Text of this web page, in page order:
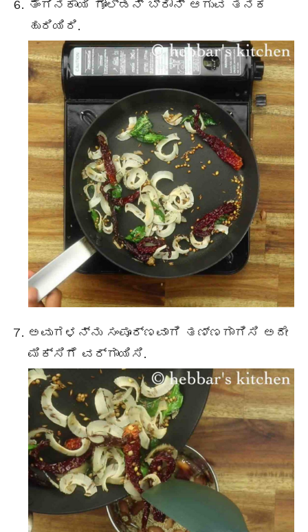
ತೆಂಗಿನಕಾಯಿ ಗೋಲ್ಡನ್ ಬ್ರೌನ್ ಆಗುವ ತನಕ
ಹುರಿಯಿರಿ.
ಅವುಗಳನ್ನು ಸಂಪೂರ್ಣವಾಗಿ ತಣ್ಣಗಾಗಿಸಿ ಅದೇ
ಮಿಕ್ಸಿಗೆ ವರ್ಗಾಯಿಸಿ.